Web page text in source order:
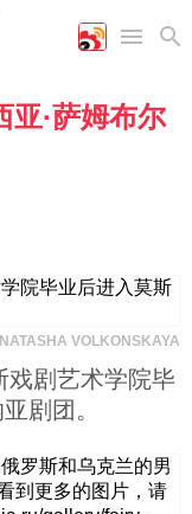
亚·萨姆布尔
NATASHA VOLKONSKAYA
戏剧艺术学院毕
剧团。